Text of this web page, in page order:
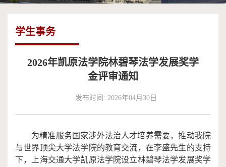
学生事务
2026年凯原法学院林碧琴法学发展奖学
金评审通知
发布时间: 2026年04月30日
为精准服务国家涉外法治人才培养需要，推动我院
与世界顶尖大学法学院的教育交流，在李盛先生的支持
下，上海交通大学凯原法学院设立林碧琴法学发展奖学